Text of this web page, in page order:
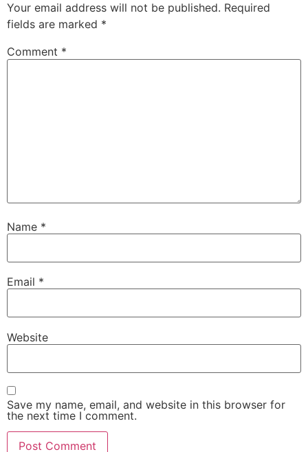
Your email address will not be published. Required
fields are marked *
Comment *
Name *
Email *
Website
Save my name, email, and website in this browser for
the next time I comment.